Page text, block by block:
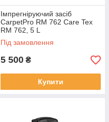
Імпрегніруючий засіб
CarpetPro RM 762 Care Tex
RM 762, 5 L
Під замовлення
5 500 ₴
Купити